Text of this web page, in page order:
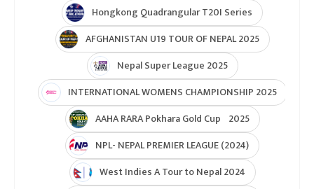
Hongkong Quadrangular T20I Series
AFGHANISTAN U19 TOUR OF NEPAL 2025
Nepal Super League 2025
INTERNATIONAL WOMENS CHAMPIONSHIP 2025
AAHA RARA Pokhara Gold Cup 2025
NPL- NEPAL PREMIER LEAGUE (2024)
West Indies A Tour to Nepal 2024